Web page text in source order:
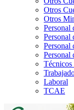
Otros
Otros
Personal
Personal
Personal
Personal
Técnicos
Laboral
TCAE